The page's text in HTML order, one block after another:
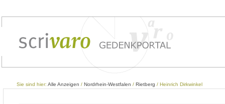
Sie sind hier: Alle Anzeigen / Nordrhein-Westfalen / Rietberg / Heinrich Dirkwinkel